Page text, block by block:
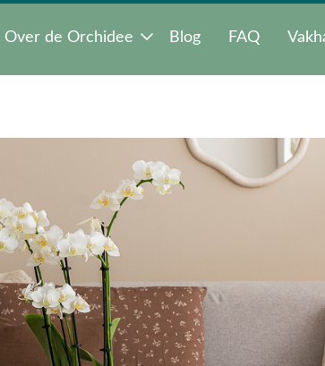
Over de Orchidee Blog FAQ